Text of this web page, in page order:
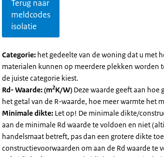
Terug naar
meldcodes
isolatie
Categorie: het gedeelte van de woning dat u met
materialen kunnen op meerdere plekken worden
de juiste categorie kiest.
Rd- Waarde: (m2K/W) Deze waarde geeft aan
het getal van de R-waarde, hoe meer warmte het
Minimale dikte: Let op! De minimale dikte/
aan de minimale Rd waarde te voldoen en niet
handelsmaat betreft, pas dan een grotere dikte
constructievoorwaarden om aan de Rd waarde te